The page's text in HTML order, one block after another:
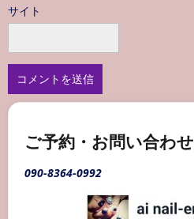
サイト
ご予約・お問い合わせ
090-8364-0992